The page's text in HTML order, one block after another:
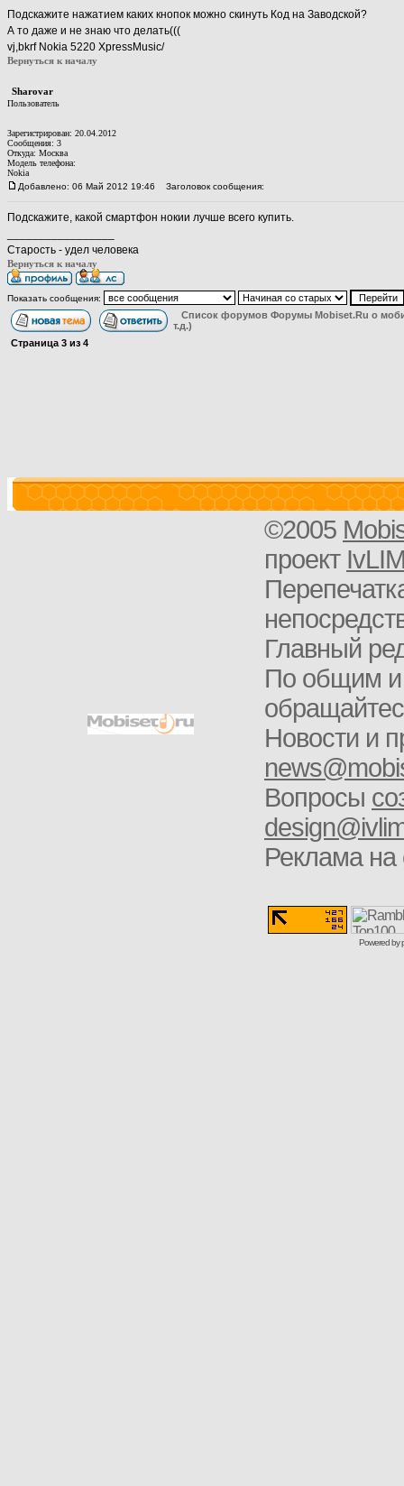
Подскажите нажатием каких кнопок можно скинуть Код на Заводской?
А то даже и не знаю что делать(((
vj,bkrf Nokia 5220 XpressMusic/
Вернуться к началу
Sharovar
Пользователь
Зарегистрирован: 20.04.2012
Сообщения: 3
Откуда: Москва
Модель телефона:
Nokia
Добавлено: 06 Май 2012 19:46
Заголовок сообщения:
Подскажите, какой смартфон нокии лучше всего купить.
Старость - удел человека
Вернуться к началу
Показать сообщения:
Список форумов Форумы Mobiset.Ru о
т.д.)
Страница 3 из 4
©2005
проект
Главный
По общим и
Новости и
Вопросы
Реклама на
Powered by